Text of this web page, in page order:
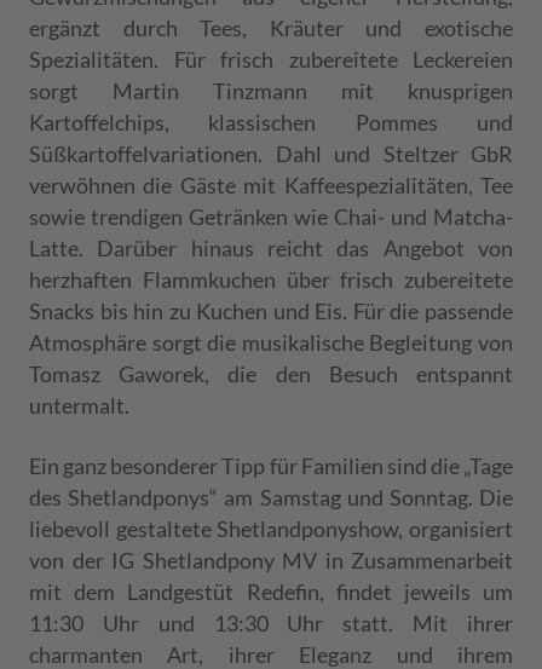
ergänzt durch Tees, Kräuter und exotische
Spezialitäten. Für frisch zubereitete Leckereien
sorgt Martin Tinzmann mit knusprigen
Kartoffelchips, klassischen Pommes und
Süßkartoffelvariationen. Dahl und Steltzer GbR
verwöhnen die Gäste mit Kaffeespezialitäten, Tee
sowie trendigen Getränken wie Chai- und Matcha-
Latte. Darüber hinaus reicht das Angebot von
herzhaften Flammkuchen über frisch zubereitete
Snacks bis hin zu Kuchen und Eis. Für die passende
Atmosphäre sorgt die musikalische Begleitung von
Tomasz Gaworek, die den Besuch entspannt
untermalt.
Ein ganz besonderer Tipp für Familien sind die „Tage
des Shetlandponys“ am Samstag und Sonntag. Die
liebevoll gestaltete Shetlandponyshow, organisiert
von der IG Shetlandpony MV in Zusammenarbeit
mit dem Landgestüt Redefin, findet jeweils um
11:30 Uhr und 13:30 Uhr statt. Mit ihrer
charmanten Art, ihrer Eleganz und ihrem